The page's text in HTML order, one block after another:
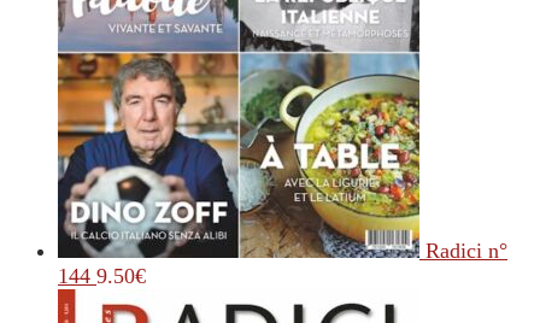
Radici n°
144 9.50€